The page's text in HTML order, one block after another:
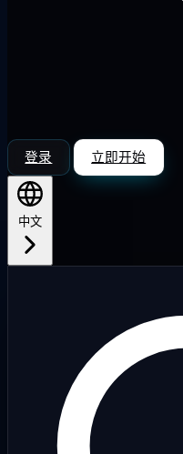
登录 立即开始
中文